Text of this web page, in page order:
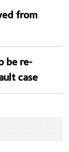
from
be re-
case